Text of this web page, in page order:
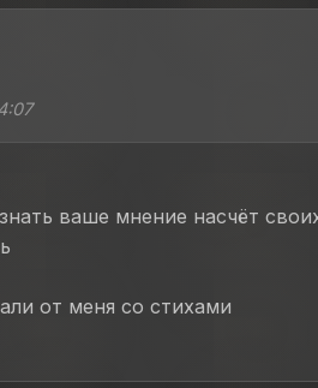
ваше мнение насчёт
от меня со стихами